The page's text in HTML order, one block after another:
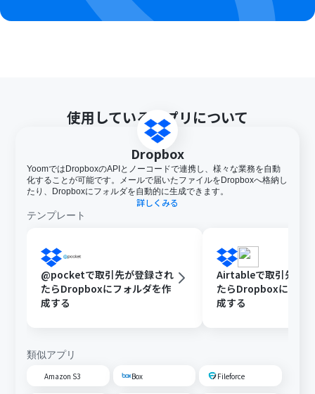
使用しているアプリについて
Dropbox
YoomではDropboxのAPIとノーコードで連携し、様々な業務を自動
化することが可能です。メールで届いたファイルをDropboxへ格納し
たり、Dropboxにフォルダを自動的に生成できます。
詳しくみる
テンプレート
@pocketで取引先が登録され
たらDropboxにフォルダを作
成する
Airtableで取引先が
たらDropboxにフォ
成する
類似アプリ
Amazon S3 Box Fileforce